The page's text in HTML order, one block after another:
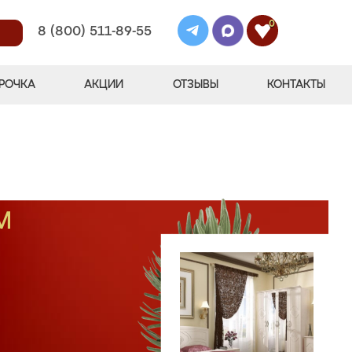
8 (800) 511-89-55
0
АКЦИИ ОТЗЫВЫ КОНТАКТЫ